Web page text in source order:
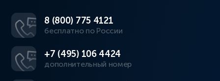
8 (800) 775 4121
бесплатно по России
+7 (495) 106 4424
дополнительный номер